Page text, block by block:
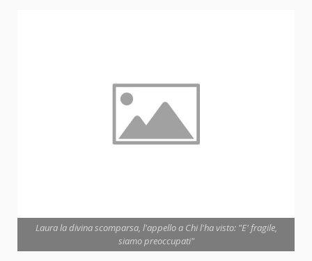
Laura la divina scomparsa, l'appello a Chi l'ha visto: "E' fragile,
siamo preoccupati"